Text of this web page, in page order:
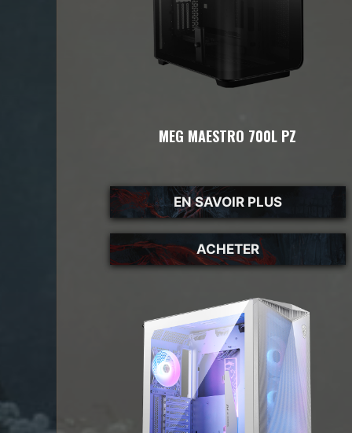
MEG MAESTRO 700L PZ
EN SAVOIR PLUS
ACHETER